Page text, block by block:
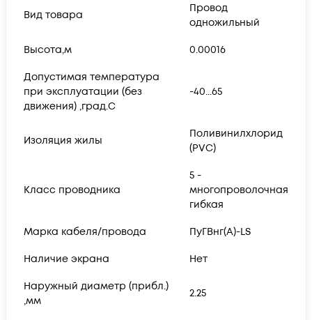
Вид товара
Провод
одножильный
Высота,м 0.00016
Допустимая температура
при эксплуатации (без
движения) ,град.C
-40...65
Изоляция жилы
Поливинилхлорид
(PVC)
Класс проводника
5 -
многопроволочная
гибкая
Марка кабеля/провода ПуГВнг(А)-LS
Наличие экрана Нет
Наружный диаметр (прибл.)
,мм
2.25